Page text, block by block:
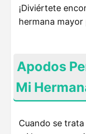
¡Diviértete
hermana
Apodos
Mi
Cuando se